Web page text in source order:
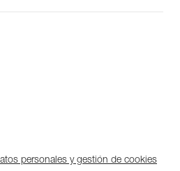
100 cm
personales y gestión de cookies